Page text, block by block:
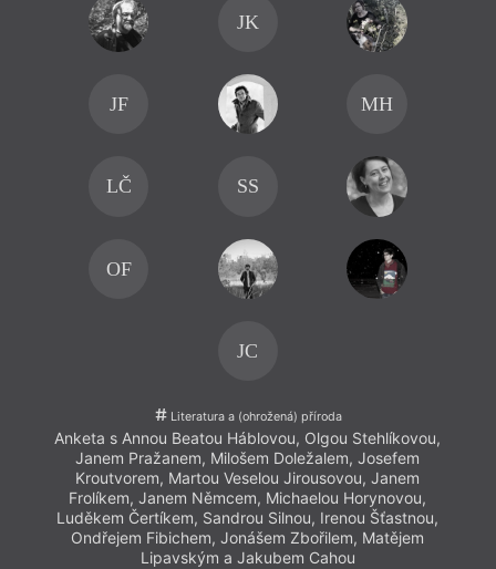
JK
JF MH
LČ SS
OF
JC
Literatura a (ohrožená) příroda
Anketa s Annou Beatou Háblovou, Olgou Stehlíkovou,
Janem Pražanem, Milošem Doležalem, Josefem
Kroutvorem, Martou Veselou Jirousovou, Janem
Frolíkem, Janem Němcem, Michaelou Horynovou,
Luděkem Čertíkem, Sandrou Silnou, Irenou Šťastnou,
Ondřejem Fibichem, Jonášem Zbořilem, Matějem
Lipavským a Jakubem Cahou